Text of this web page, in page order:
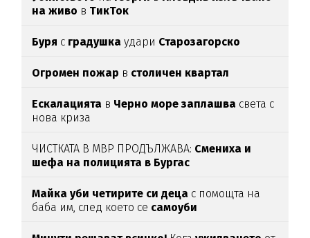
на живо в ТикТок
Буря с градушкаудари Старозагорско
Огромен пожар в столичен квартал
Ескалацията в Черно море заплашва света с
нова криза
ЧИСТКАТА В МВР ПРОДЪЛЖАВА: Смениха и
шефа на полицията в Бургас
Майка уби четирите си деца с помощта на
баба им, след което се самоуби